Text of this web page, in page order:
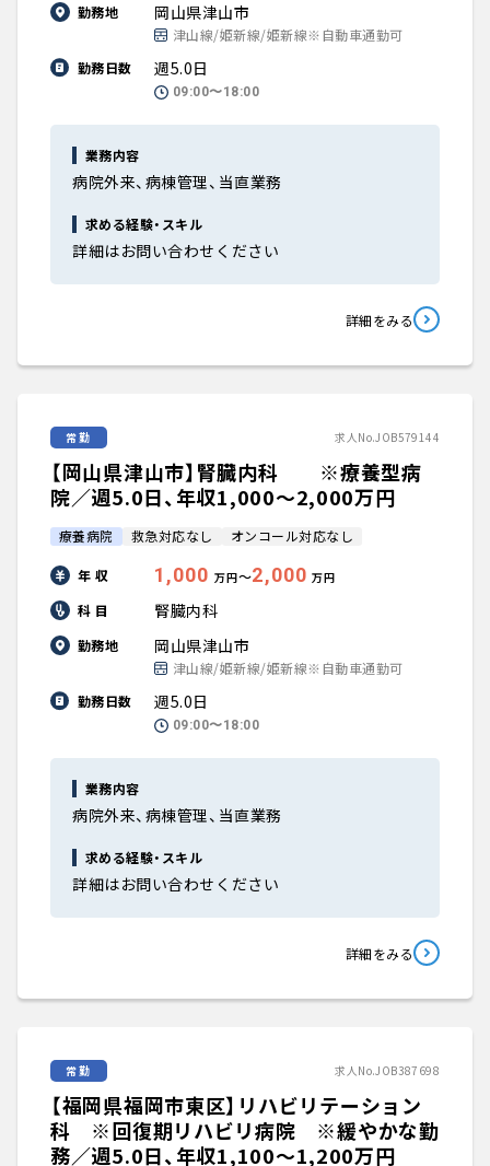
勤務地 岡山県津山市
津山線/姫新線/姫新線※自動車通勤可
勤務日数
週5.0日
09:00〜18:00
業務内容
病院外来、病棟管理、当直業務
求める経験・スキル
詳細はお問い合わせください
詳細をみる
常勤 求人No.JOB579144
【岡山県津山市】腎臓内科 ※療養型病
院／週5.0日、年収1,000〜2,000万円
療養病院 救急対応なし オンコール対応なし
年 収 1,000 万円〜2,000 万円
科 目 腎臓内科
勤務地 岡山県津山市
津山線/姫新線/姫新線※自動車通勤可
勤務日数
週5.0日
09:00〜18:00
業務内容
病院外来、病棟管理、当直業務
求める経験・スキル
詳細はお問い合わせください
詳細をみる
常勤 求人No.JOB387698
【福岡県福岡市東区】リハビリテーション
科 ※回復期リハビリ病院 ※緩やかな勤
務／週5.0日、年収1,100〜1,200万円